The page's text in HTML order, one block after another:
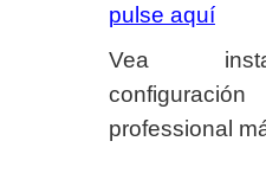
pulse aquí
Vea
professional